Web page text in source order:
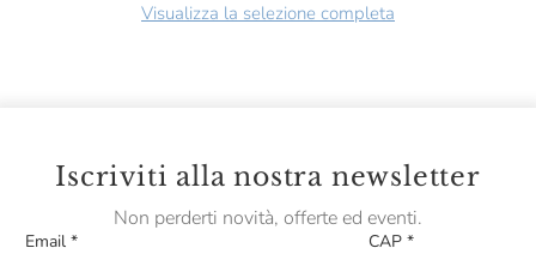
Visualizza la selezione completa
Iscriviti alla nostra newsletter
Non perderti novità, offerte ed eventi.
Email * CAP *